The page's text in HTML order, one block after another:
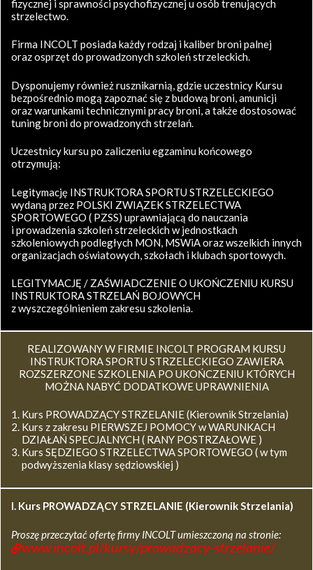
fizycznej i sprawności psychofizycznej u osób trenujących
strzelectwo.
Firma INCOLT posiada każdy rodzaj i kaliber broni palnej
oraz osprzęt do prowadzonych szkoleń strzeleckich.
Dysponujemy również rusznikarnią, gdzie uczestnicy Kursu
bezpośrednio mogą zapoznać się z budową broni, amunicji
oraz warunkami technicznymi pracy broni, a także dostosować
tuning broni do prowadzonych strzelań.
Uczestnicy kursu po zaliczeniu egzaminu końcowego
otrzymują:
Legitymację INSTRUKTORA SPORTU STRZELECKIEGO
wydaną przez POLSKI ZWIĄZEK STRZELECTWA
SPORTOWEGO ( PZSS) uprawniającą do nauczania
i prowadzenia szkoleń strzeleckich w jednostkach
szkoleniowych podległych MON, MSWiA oraz wszelkich innych
organizacjach oświatowych, szkołach i klubach sportowych.
LEGITYMACJĘ / ZAŚWIADCZENIE O UKOŃCZENIU KURSU
INSTRUKTORA STRZELAŃ BOJOWYCH
z wyszczególnieniem zakresu szkolenia.
REALIZOWANY W FIRMIE INCOLT PROGRAM KURSU
INSTRUKTORA SPORTU STRZELECKIEGO ZAWIERA
ROZSZERZONE SZKOLENIA PO UKOŃCZENIU KTÓRYCH
MOŻNA NABYĆ DODATKOWE UPRAWNIENIA
Kurs PROWADZĄCY STRZELANIE (Kierownik Strzelania)
Kurs z zakresu PIERWSZEJ POMOCY w WARUNKACH
DZIAŁAŃ SPECJALNYCH ( RANY POSTRZAŁOWE )
Kurs SĘDZIEGO STRZELECTWA SPORTOWEGO ( w tym
podwyższenia klasy sędziowskiej )
I. Kurs PROWADZĄCY STRZELANIE (Kierownik Strzelania)
Proszę przeczytać ofertę firmy INCOLT umieszczoną na stronie:
www.incolt.pl/kursy/prowadzacy-strzelanie/